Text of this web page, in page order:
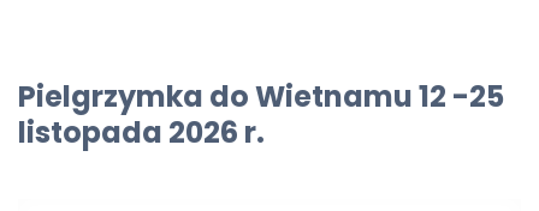
Pielgrzymka do Wietnamu 12 -25
listopada 2026 r.